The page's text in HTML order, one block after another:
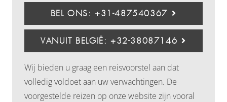
BEL ONS: +31-487540367
VANUIT BELGIË: +32-38087146
Wij bieden u graag een reisvoorstel aan dat
volledig voldoet aan uw verwachtingen. De
voorgestelde reizen op onze website zijn vooral